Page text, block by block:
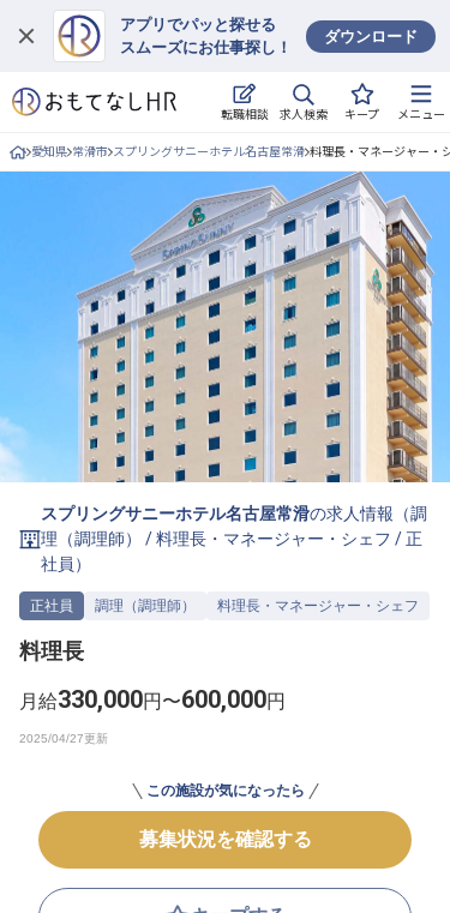
アプリでパッと探せる
スムーズにお仕事探し！
ダウンロード
転職相談 求人検索 キープ メニュー
ログイン
求人・施設を探す
就職・転職 合同説明会
おもてなしHRについて
ご利用の流れ
よくある質問
ホテル・宿泊業界情報コラム
愛知県 常滑市 スプリングサニーホテル名古屋常滑 料理長・マネージャー・
スプリングサニーホテル名古屋常滑の求人情報（調
理（調理師）
/料理長・マネージャー・シェフ /正
社員 ）
正社員 調理（調理師） 料理長・マネージャー・シェフ
料理長
月給330,000円〜600,000円
この施設が気になったら
募集状況を確認する